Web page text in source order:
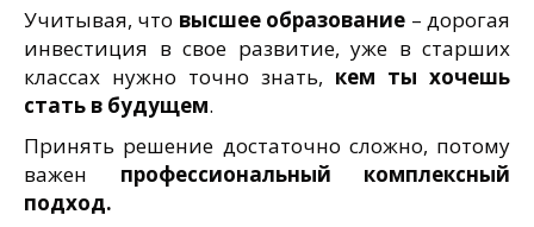
Учитывая, что высшее образование – дорогая
инвестиция в свое развитие, уже в старших
классах нужно точно знать, кем ты хочешь
стать в будущем.
Принять решение достаточно сложно, потому
важен профессиональный комплексный
подход.